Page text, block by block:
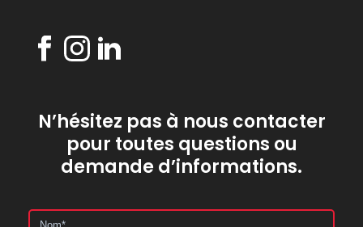
N’hésitez pas à nous contacter
pour toutes questions ou
demande d’informations.